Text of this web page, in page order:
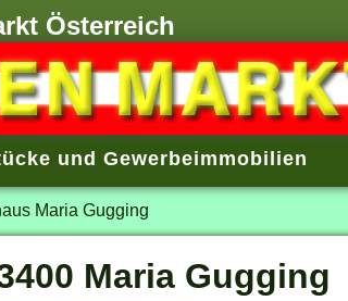
Österreich
und Gewerbeimmobilien
Maria Gugging
Maria Gugging